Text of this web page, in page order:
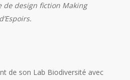
de design fiction Making
de son Lab Biodiversité avec